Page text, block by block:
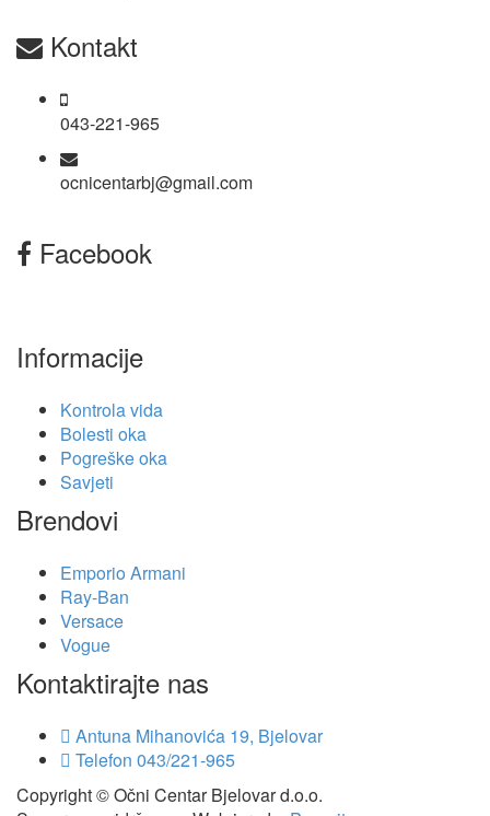
Kontakt
043-221-965
ocnicentarbj@gmail.com
Facebook
Informacije
Kontrola vida
Bolesti oka
Pogreške oka
Savjeti
Brendovi
Emporio Armani
Ray-Ban
Versace
Vogue
Kontaktirajte nas
Antuna Mihanovića 19, Bjelovar
Telefon 043/221-965
Copyright © Očni Centar Bjelovar d.o.o.